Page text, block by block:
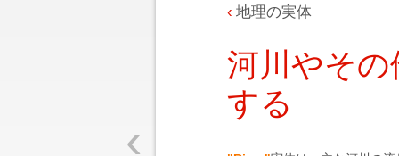
‹
地理の実体
河川やそ
する